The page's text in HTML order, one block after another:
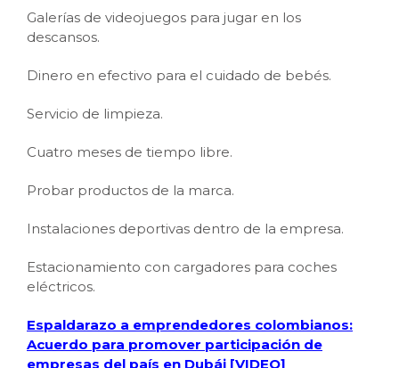
Galerías de videojuegos para jugar en los
descansos.
Dinero en efectivo para el cuidado de bebés.
Servicio de limpieza.
Cuatro meses de tiempo libre.
Probar productos de la marca.
Instalaciones deportivas dentro de la empresa.
Estacionamiento con cargadores para coches
eléctricos.
Espaldarazo a emprendedores colombianos:
Acuerdo para promover participación de
empresas del país en Dubái [VIDEO]